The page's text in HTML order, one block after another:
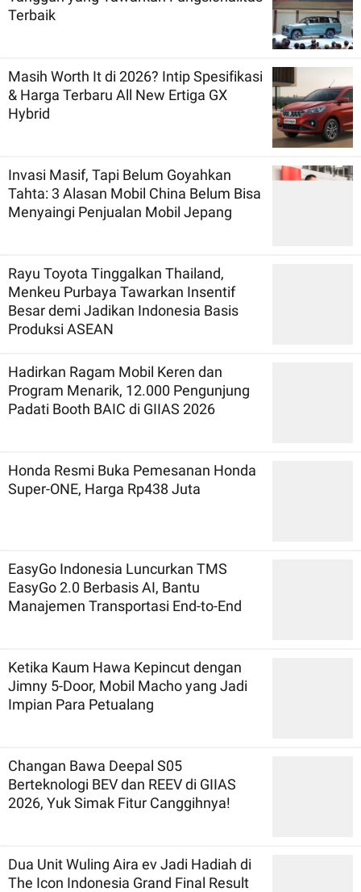
Terbaik
Masih Worth It di 2026? Intip Spesifikasi
& Harga Terbaru All New Ertiga GX
Hybrid
Invasi Masif, Tapi Belum Goyahkan
Tahta: 3 Alasan Mobil China Belum Bisa
Menyaingi Penjualan Mobil Jepang
Rayu Toyota Tinggalkan Thailand,
Menkeu Purbaya Tawarkan Insentif
Besar demi Jadikan Indonesia Basis
Produksi ASEAN
Hadirkan Ragam Mobil Keren dan
Program Menarik, 12.000 Pengunjung
Padati Booth BAIC di GIIAS 2026
Honda Resmi Buka Pemesanan Honda
Super-ONE, Harga Rp438 Juta
EasyGo Indonesia Luncurkan TMS
EasyGo 2.0 Berbasis AI, Bantu
Manajemen Transportasi End-to-End
Ketika Kaum Hawa Kepincut dengan
Jimny 5-Door, Mobil Macho yang Jadi
Impian Para Petualang
Changan Bawa Deepal S05
Berteknologi BEV dan REEV di GIIAS
2026, Yuk Simak Fitur Canggihnya!
Dua Unit Wuling Aira ev Jadi Hadiah di
The Icon Indonesia Grand Final Result